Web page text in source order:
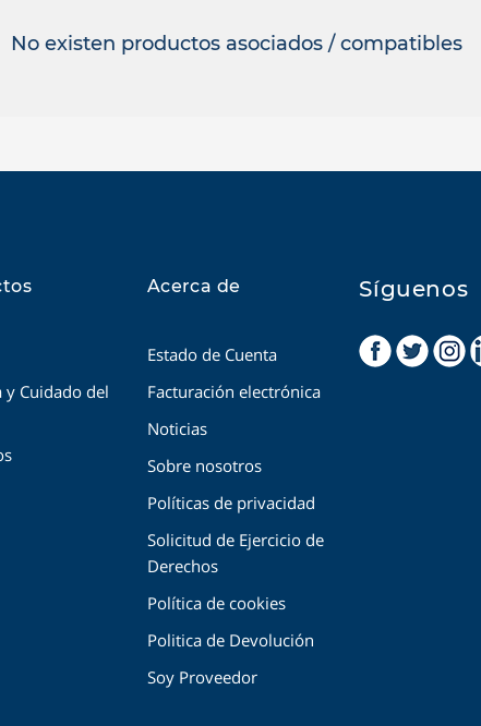
No existen productos asociados / compatibles
y Cuidado del
Acerca de
Estado de Cuenta
Facturación electrónica
Noticias
Sobre nosotros
Políticas de privacidad
Solicitud de Ejercicio de
Derechos
Política de cookies
Politica de Devolución
Soy Proveedor
Síguenos